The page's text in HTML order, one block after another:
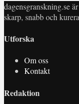
dagensgranskning.se
skarp, snabb och
Utforska
Om oss
Kontakt
Redaktion